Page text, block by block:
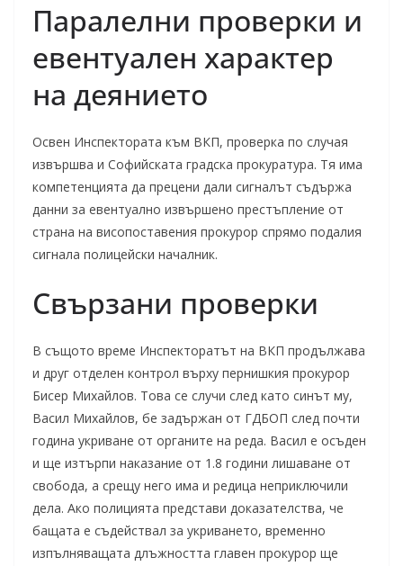
Паралелни проверки и
евентуален характер
на деянието
Освен Инспектората към ВКП, проверка по случая
извършва и Софийската градска прокуратура. Тя има
компетенцията да прецени дали сигналът съдържа
данни за евентуално извършено престъпление от
страна на висопоставения прокурор спрямо подалия
сигнала полицейски началник.
Свързани проверки
В същото време Инспекторатът на ВКП продължава
и друг отделен контрол върху пернишкия прокурор
Бисер Михайлов. Това се случи след като синът му,
Васил Михайлов, бе задържан от ГДБОП след почти
година укриване от органите на реда. Васил е осъден
и ще изтърпи наказание от 1.8 години лишаване от
свобода, а срещу него има и редица неприключили
дела. Ако полицията представи доказателства, че
бащата е съдействал за укриването, временно
изпълняващата длъжността главен прокурор ще